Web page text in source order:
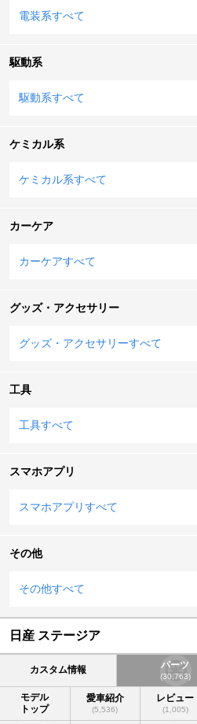
電装系すべて
駆動系
駆動系すべて
ケミカル系
ケミカル系すべて
カーケア
カーケアすべて
グッズ・アクセサリー
グッズ・アクセサリーすべて
工具
工具すべて
スマホアプリ
スマホアプリすべて
その他
その他すべて
日産 ステージア
カスタム情報 パーツ
(30,763)
モデル
トップ
愛車紹介
(5,536)
レビュー
(1,005)